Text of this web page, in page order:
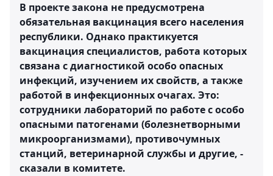
В проекте закона не предусмотрена
обязательная вакцинация всего населения
республики. Однако практикуется
вакцинация специалистов, работа которых
связана с диагностикой особо опасных
инфекций, изучением их свойств, а также
работой в инфекционных очагах. Это:
сотрудники лабораторий по работе с особо
опасными патогенами (болезнетворными
микроорганизмами), противочумных
станций, ветеринарной службы и другие, -
сказали в комитете.